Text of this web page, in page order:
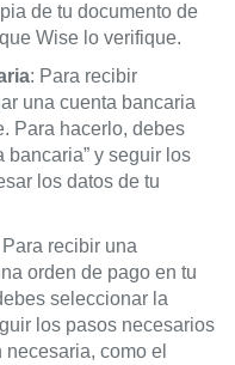
de tu documento de
Wise lo verifique.
: Para recibir
una cuenta bancaria
Para hacerlo, debes
bancaria” y seguir los
los datos de tu
Para recibir una
orden de pago en tu
seleccionar la
los pasos necesarios
como el